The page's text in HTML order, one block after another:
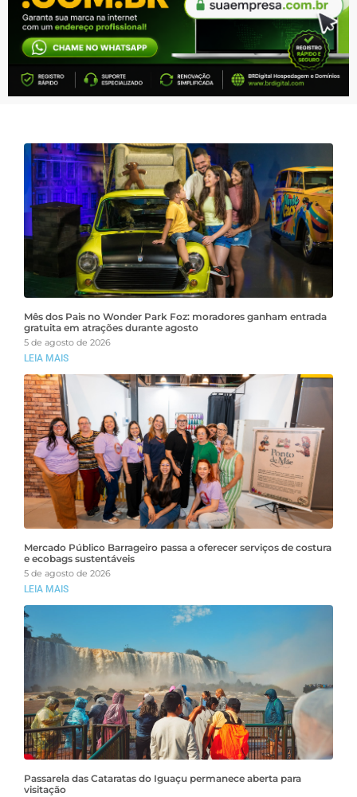
Mês dos Pais no Wonder Park Foz: moradores ganham entrada
gratuita em atrações durante agosto
5 de agosto de 2026
LEIA MAIS
Mercado Público Barrageiro passa a oferecer serviços de costura
e ecobags sustentáveis
5 de agosto de 2026
LEIA MAIS
Passarela das Cataratas do Iguaçu permanece aberta para
visitação